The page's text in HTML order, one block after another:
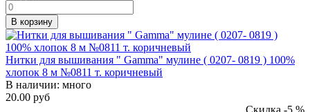
В корзину
Нитки для вышивания " Gamma" мулине ( 0207- 0819 ) 100%
хлопок 8 м №0811 т. коричневый
В наличии: много
20.00 руб
Скидка -5 %